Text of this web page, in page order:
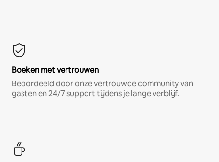
Boeken met vertrouwen
Beoordeeld door onze vertrouwde community van
gasten en 24/7 support tijdens je lange verblijf.